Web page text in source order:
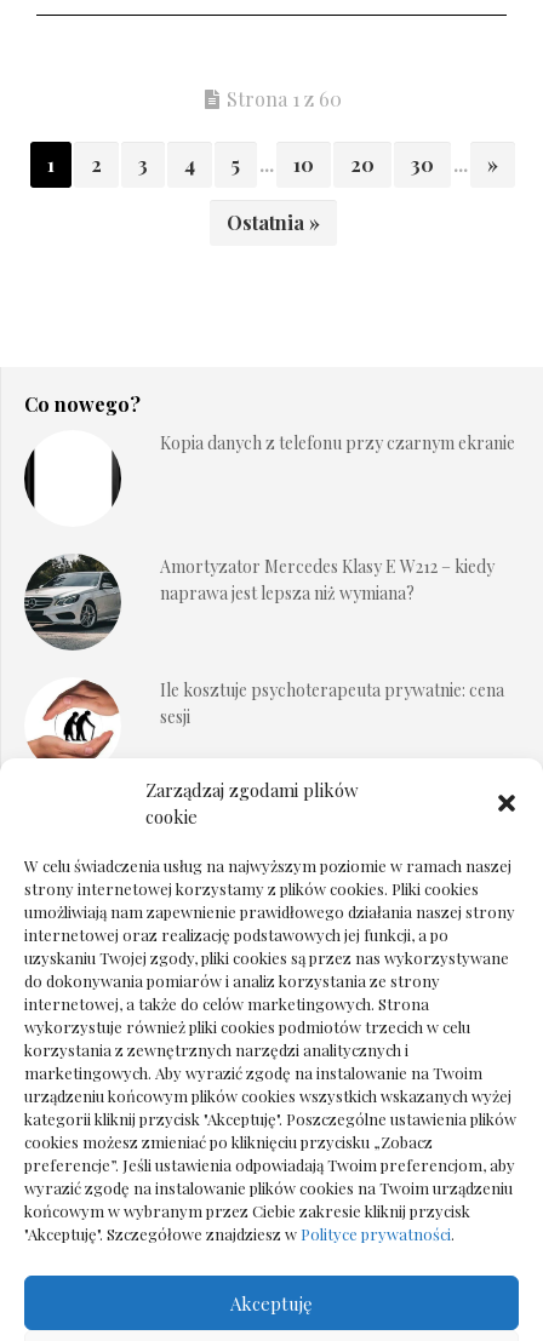
Zarządzaj zgodami plików
cookie
W celu świadczenia usług na najwyższym poziomie w ramach naszej
strony internetowej korzystamy z plików cookies. Pliki cookies
umożliwiają nam zapewnienie prawidłowego działania naszej strony
internetowej oraz realizację podstawowych jej funkcji, a po
uzyskaniu Twojej zgody, pliki cookies są przez nas wykorzystywane
do dokonywania pomiarów i analiz korzystania ze strony
internetowej, a także do celów marketingowych. Strona
wykorzystuje również pliki cookies podmiotów trzecich w celu
korzystania z zewnętrznych narzędzi analitycznych i
marketingowych. Aby wyrazić zgodę na instalowanie na Twoim
urządzeniu końcowym plików cookies wszystkich wskazanych wyżej
kategorii kliknij przycisk "Akceptuję". Poszczególne ustawienia plików
cookies możesz zmieniać po kliknięciu przycisku „Zobacz
preferencje”. Jeśli ustawienia odpowiadają Twoim preferencjom, aby
wyrazić zgodę na instalowanie plików cookies na Twoim urządzeniu
końcowym w wybranym przez Ciebie zakresie kliknij przycisk
"Akceptuję". Szczegółowe znajdziesz w Polityce prywatności.
Akceptuję
Strona 1 z 60
1 2 3 4 5 ... 10 20 30 ... »
Ostatnia »
Co nowego?
Kopia danych z telefonu przy czarnym ekranie
Amortyzator Mercedes Klasy E W212 – kiedy
naprawa jest lepsza niż wymiana?
Ile kosztuje psychoterapeuta prywatnie: cena
sesji
Dokumenty do odbioru przy zmianie biura
Deska podłogowa do salonu: jak wybrać bez
pośpiechu